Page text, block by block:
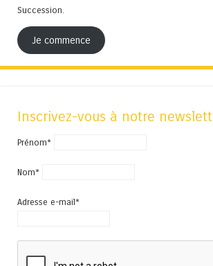
Succession.
Je commence
Inscrivez-vous à notre
Prénom*
Nom*
Adresse e-mail*